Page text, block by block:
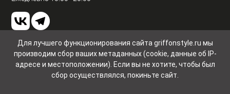
© GriffonStyle 2026
Пользовательское соглашение и конфиденциальность
Для лучшего функционирования сайта griffonstyle.ru мы
производим сбор ваших метаданных (cookie, данные об IP-
адресе и местоположении). Если вы не хотите, чтобы был
сбор осуществлялся, покиньте сайт.